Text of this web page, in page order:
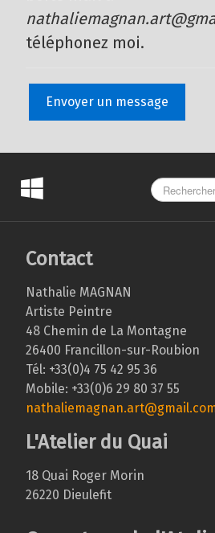
téléphonez moi.
Envoyer un message
Contact
Nathalie MAGNAN
Artiste Peintre
48 Chemin de La Montagne
26400 Francillon-sur-Roubion
Tél: +33(0)4 75 42 95 36
Mobile: +33(0)6 29 80 37 55
L'Atelier du Quai
18 Quai Roger Morin
26220 Dieulefit